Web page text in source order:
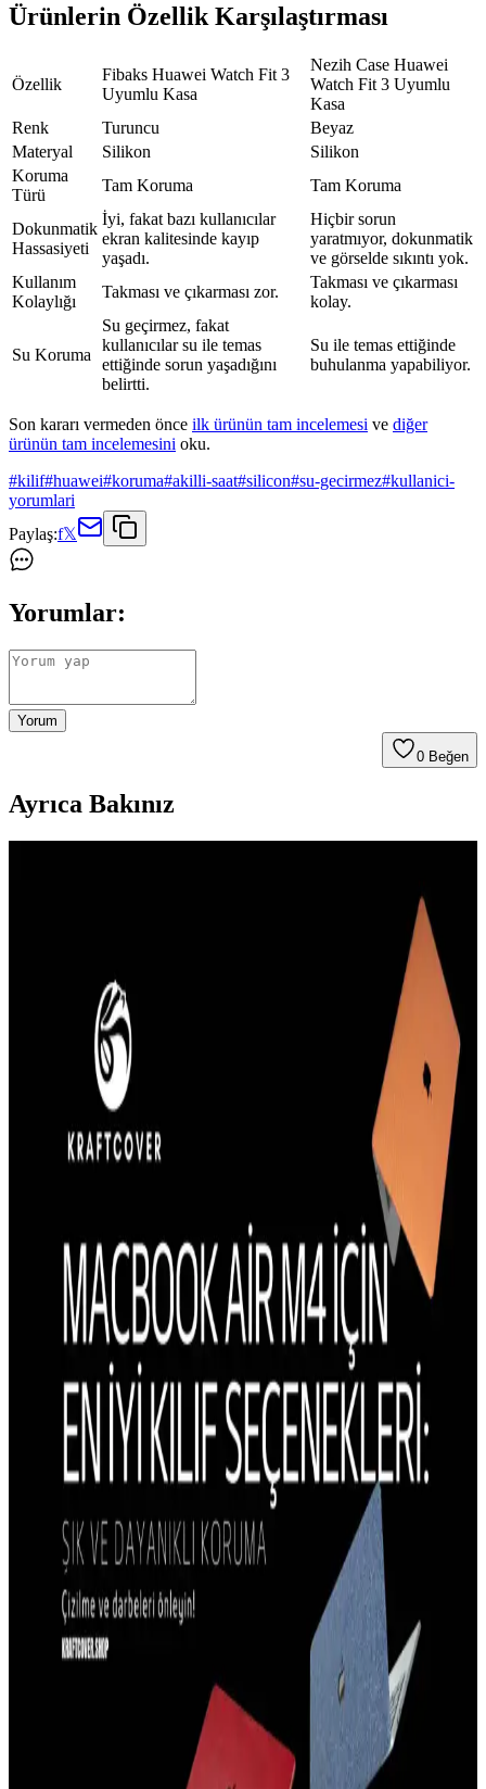
Ürünlerin Özellik Karşılaştırması
Özellik
Fibaks Huawei Watch Fit 3
Uyumlu Kasa
Nezih Case Huawei
Watch Fit 3 Uyumlu
Kasa
Renk
Turuncu
Beyaz
Materyal
Silikon
Silikon
Koruma
Türü
Tam Koruma Tam Koruma
Dokunmatik
Hassasiyeti
İyi, fakat bazı kullanıcılar
ekran kalitesinde kayıp
yaşadı.
Hiçbir sorun
yaratmıyor, dokunmatik
ve görselde sıkıntı yok.
Kullanım
Kolaylığı
Takması ve çıkarması zor.
Takması ve çıkarması
kolay.
Su Koruma
Su geçirmez, fakat
kullanıcılar su ile temas
ettiğinde sorun yaşadığını
belirtti.
Su ile temas ettiğinde
buhulanma yapabiliyor.
Son kararı vermeden önce ilk ürünün tam incelemesi ve diğer
ürünün tam incelemesini oku.
#kilif#huawei#koruma#akilli-saat#silicon#su-gecirmez#kullanici-
yorumlari
Paylaş:f𝕏
Yorumlar:
Yorum
0 Beğen
Ayrıca Bakınız
İphone 8 Plus kullanıcıları için dayanıklı ve estetik kılıf seçenekleri,
yüksek koruma ve şıklık sunar. Malzeme ve tasarım detaylarına
dikkat ederek uzun ömürlü seçimler yapabilirsiniz.
iPhone 13 Kılıfı Kullanıcı Yorumları ve Çeşitleri
Hakkında Bilgi
iPhone 13 kılıfı kullanıcı yorumları ve farklı kılıf türleri hakkında
bilgiler, koruma, tasarım ve kullanım kolaylığı gibi önemli noktaları
Galaxy S23 İçin MagSafe Uyumlu Kılıf Durumu ve
Galaxy S23 için resmi veya önerilen MagSafe uyumlu kılıf
seçenekleri bulunmamaktadır. Alternatif manyetik çözümler veya
farklı kılıf seçenekleri değerlendirilmelidir.
iPhone 15 Pro Kılıflarında Estetik ve Tasarım
Trendleri Güncel Modellerle
iPhone 15 Pro kılıflarının estetik tasarım özellikleri, malzeme ve
renk seçenekleriyle kullanıcıların beklentilerini karşılar, koruma ve
şıklık sağlar.
iPhone 14 Plus Kılıf Trendleri ve Güncel Tasarım
Özellikleri Analizi
iPhone 14 Plus kılıf trendleri, dayanıklılık, şıklık ve fonksiyonellik
odaklı tasarımlarla öne çıkıyor. Malzeme seçimleri ve kullanıcı
beklentileri doğrultusunda en uygun seçenekleri keşfedin.
iPhone 14 Plus için En İyi Dayanıklı ve Estetik Kılıf
Tavsiyeleri
İPhone 14 Plus için dayanıklı, şık ve koruma sağlayan kılıf
önerileriyle cihazınızı güvenle kullanın, malzeme ve tasarım
seçenekleriyle kişisel tarzınıza uygun modelleri keşfedin.
iPhone 15 Pro Kamera Koruma Kılıfları: Tasarım